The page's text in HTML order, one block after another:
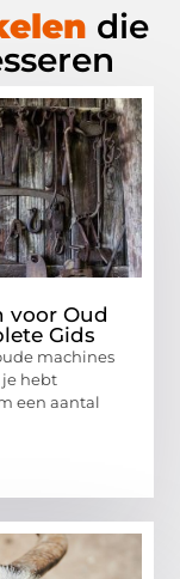
die
voor Oud
Gids
machines
je hebt
een aantal